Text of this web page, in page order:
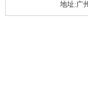
地址:广